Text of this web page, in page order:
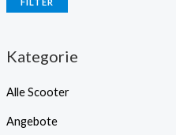
Kategorie
Alle Scooter
Angebote